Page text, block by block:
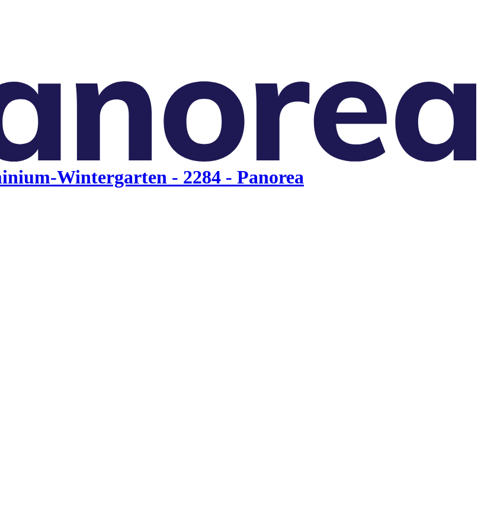
Wintergarten - 2284 - Panorea